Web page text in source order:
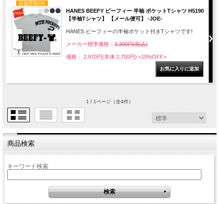
店舗受取OK
HANES BEEFY ビーフィー 半袖 ポケットTシャツ H5190
【半袖Tシャツ】 【メール便可】 -JOE-
HANES ビーフィーの半袖ポケット付きTシャツです!
メーカー標準価格： 3,300円(税込)
価格： 2,970円(本体 2,700円) <10%OFF>
1 / 1ページ（全4件）
商品検索
キーワード検索